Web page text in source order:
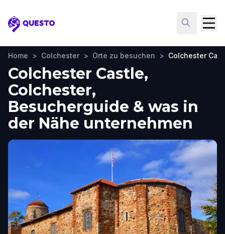
Questo
Home > Colchester > Orte zu besuchen > Colchester
Colchester Castle,
Colchester,
Besucherguide & was in
der Nähe unternehmen